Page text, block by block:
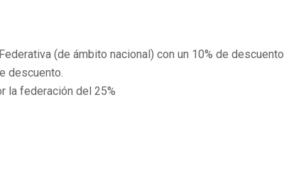
(de ámbito nacional) con un 10% de descuento
descuento.
la federación del 25%